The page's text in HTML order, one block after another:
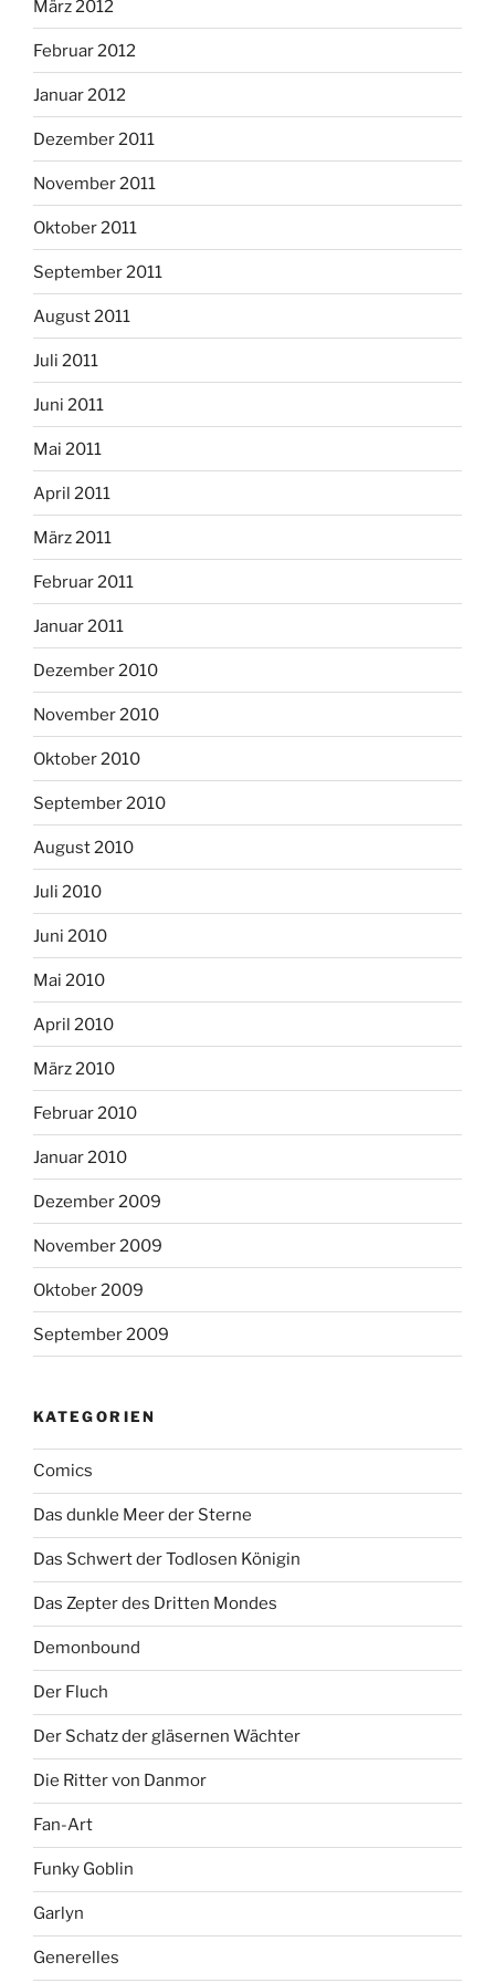
März 2012
Februar 2012
Januar 2012
Dezember 2011
November 2011
Oktober 2011
September 2011
August 2011
Juli 2011
Juni 2011
Mai 2011
April 2011
März 2011
Februar 2011
Januar 2011
Dezember 2010
November 2010
Oktober 2010
September 2010
August 2010
Juli 2010
Juni 2010
Mai 2010
April 2010
März 2010
Februar 2010
Januar 2010
Dezember 2009
November 2009
Oktober 2009
September 2009
KATEGORIEN
Comics
Das dunkle Meer der Sterne
Das Schwert der Todlosen Königin
Das Zepter des Dritten Mondes
Demonbound
Der Fluch
Der Schatz der gläsernen Wächter
Die Ritter von Danmor
Fan-Art
Funky Goblin
Garlyn
Generelles